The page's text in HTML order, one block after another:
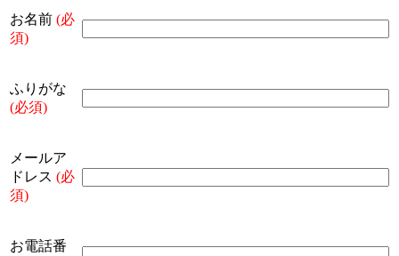
お名前 (必
須)
ふりがな
(必須)
メールア
ドレス (必
須)
お電話番